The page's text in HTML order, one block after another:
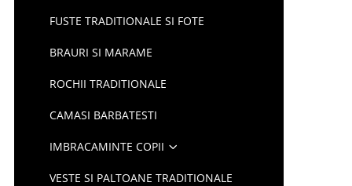
FUSTE TRADITIONALE SI FOTE
BRAURI SI MARAME
ROCHII TRADITIONALE
CAMASI BARBATESTI
IMBRACAMINTE COPII
VESTE SI PALTOANE TRADITIONALE